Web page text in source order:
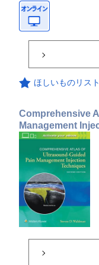
ほしいものリス
Comprehensive
Management